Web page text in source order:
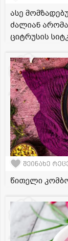
ასე
ძალიან
ციტრუსის
შეინახე
წითელი